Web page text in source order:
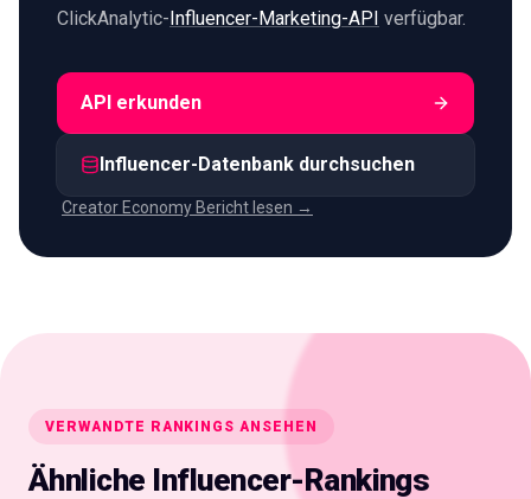
ClickAnalytic-Influencer-Marketing-API verfügbar.
API erkunden
Influencer-Datenbank durchsuchen
Creator Economy Bericht lesen →
VERWANDTE RANKINGS ANSEHEN
Ähnliche Influencer-Rankings